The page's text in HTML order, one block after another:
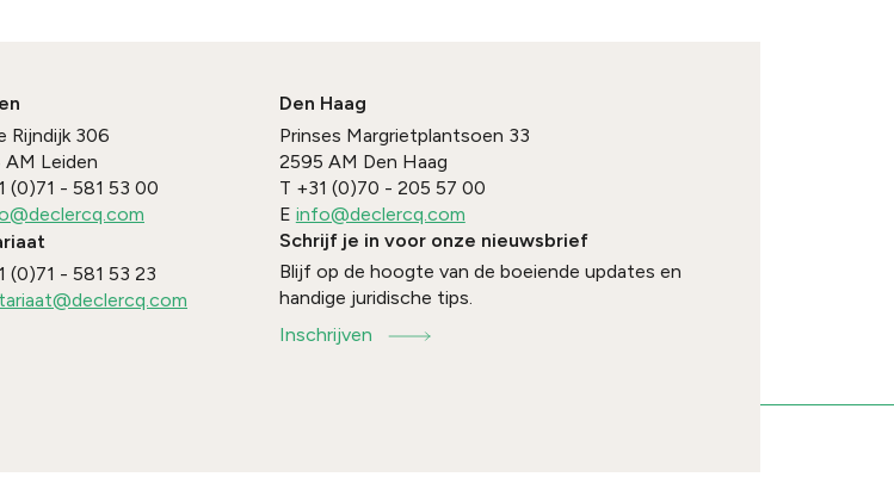
Rijndijk 306
AM Leiden
(0)71 - 581 53 00
(0)71 - 581 53 23
Den Haag
Prinses Margrietplantsoen 33
2595 AM Den Haag
T +31 (0)70 - 205 57 00
E info@declercq.com
Schrijf je in voor onze nieuwsbrief
Blijf op de hoogte van de boeiende updates en
handige juridische tips.
Inschrijven